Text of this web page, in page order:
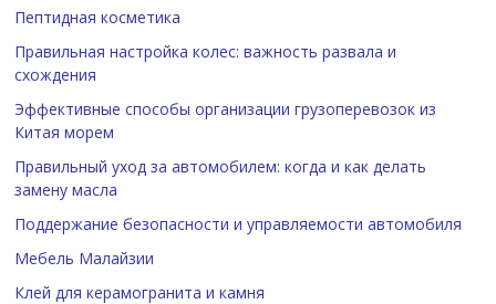
Пептидная косметика
Правильная настройка колес: важность развала и
схождения
Эффективные способы организации грузоперевозок из
Китая морем
Правильный уход за автомобилем: когда и как делать
замену масла
Поддержание безопасности и управляемости автомобиля
Мебель Малайзии
Клей для керамогранита и камня